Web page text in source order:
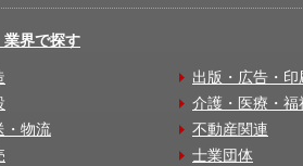
業界で探す
・物流
出版・広告・印
介護・医療・福
不動産関連
士業団体